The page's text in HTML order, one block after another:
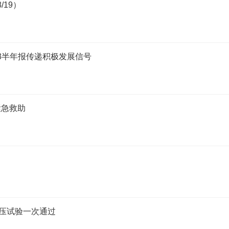
）
年报传递积极发展信号
救助
试验一次通过